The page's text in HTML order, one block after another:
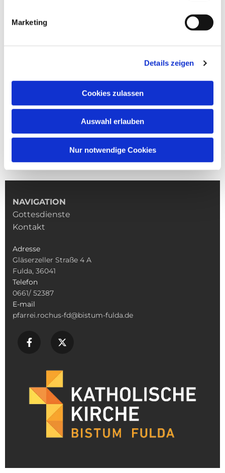
Marketing
Details zeigen
Cookies zulassen
Auswahl erlauben
Nur notwendige Cookies
NAVIGATION
Gottesdienste
Kontakt
Adresse
Gläserzeller Straße 4 A
Fulda, 36041
Telefon
0661/ 52387
E-mail
pfarrei.rochus-fd@bistum-fulda.de